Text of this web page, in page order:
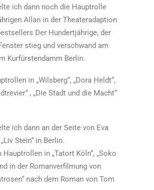
ich dann noch die Hauptrolle
Allan in der Theateradaption
Der Hundertjährige, der
stieg und verschwand am
Kurfürstendamm Berlin.
in „Wilsberg“, „Dora Heldt“,
, „Die Stadt und die Macht“
ich dann an der Seite von Eva
Stein“ in Berlin.
Hauptrollen in „Tatort Köln“, „Soko
in der Romanverfilmung von
nach dem Roman von Tom